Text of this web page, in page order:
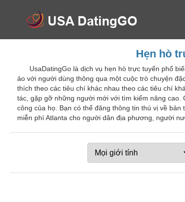
Hẹn hò
UsaDatingGo là dịch vụ hẹn hò trực tuyến phổ
ảo với người dùng thông qua một cuộc trò chuyện
thích theo các tiêu chí khác nhau theo các tiêu chí
tác, gặp gỡ những người mới với tìm kiếm nâng cao.
công của họ. Bạn có thể đăng thông tin thú vị về
miễn phí Atlanta cho người dân địa phương, người